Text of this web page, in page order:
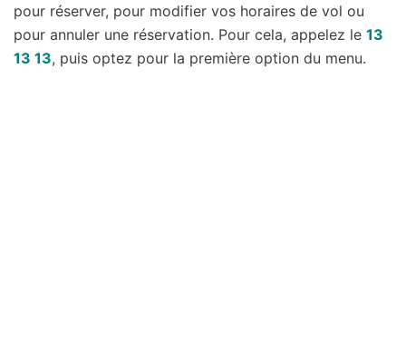
pour réserver, pour modifier vos horaires de vol ou
pour annuler une réservation. Pour cela, appelez le 13
13 13, puis optez pour la première option du menu.